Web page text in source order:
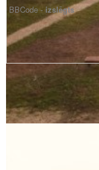
BBCode - izslēgts